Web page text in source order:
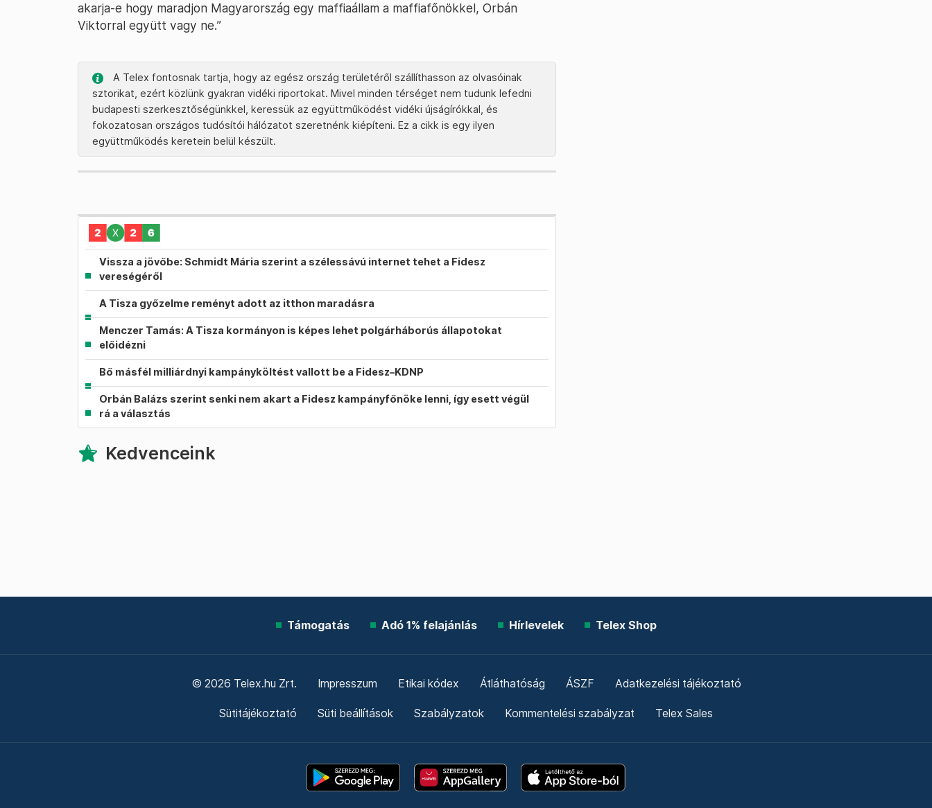
akarja-e hogy maradjon Magyarország egy maffiaállam a maffiafőnökkel, Orbán
Viktorral együtt vagy ne.”
A Telex fontosnak tartja, hogy az egész ország területéről szállíthasson az olvasóinak
sztorikat, ezért közlünk gyakran vidéki riportokat. Mivel minden térséget nem tudunk lefedni
budapesti szerkesztőségünkkel, keressük az együttműködést vidéki újságírókkal, és
fokozatosan országos tudósítói hálózatot szeretnénk kiépíteni. Ez a cikk is egy ilyen
együttműködés keretein belül készült.
Vissza a jövőbe: Schmidt Mária szerint a szélessávú internet tehet a Fidesz
vereségéről
A Tisza győzelme reményt adott az itthon maradásra
Menczer Tamás: A Tisza kormányon is képes lehet polgárháborús állapotokat
előidézni
Bő másfél milliárdnyi kampányköltést vallott be a Fidesz–KDNP
Orbán Balázs szerint senki nem akart a Fidesz kampányfőnöke lenni, így esett végül
rá a választás
Kedvenceink
Támogatás Adó 1% felajánlás Hírlevelek Telex Shop
© 2026 Telex.hu Zrt. Impresszum Etikai kódex Átláthatóság ÁSZF Adatkezelési tájékoztató
Sütitájékoztató Süti beállítások Szabályzatok Kommentelési szabályzat Telex Sales